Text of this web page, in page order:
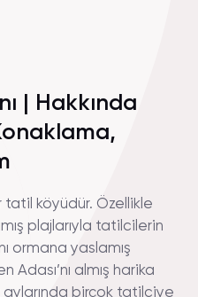
| Hakkında
köyüdür. Özellikle
plajlarıyla tatilcilerin
ormana yaslamış
Adası’nı almış harika
aylarında birçok tatilciye